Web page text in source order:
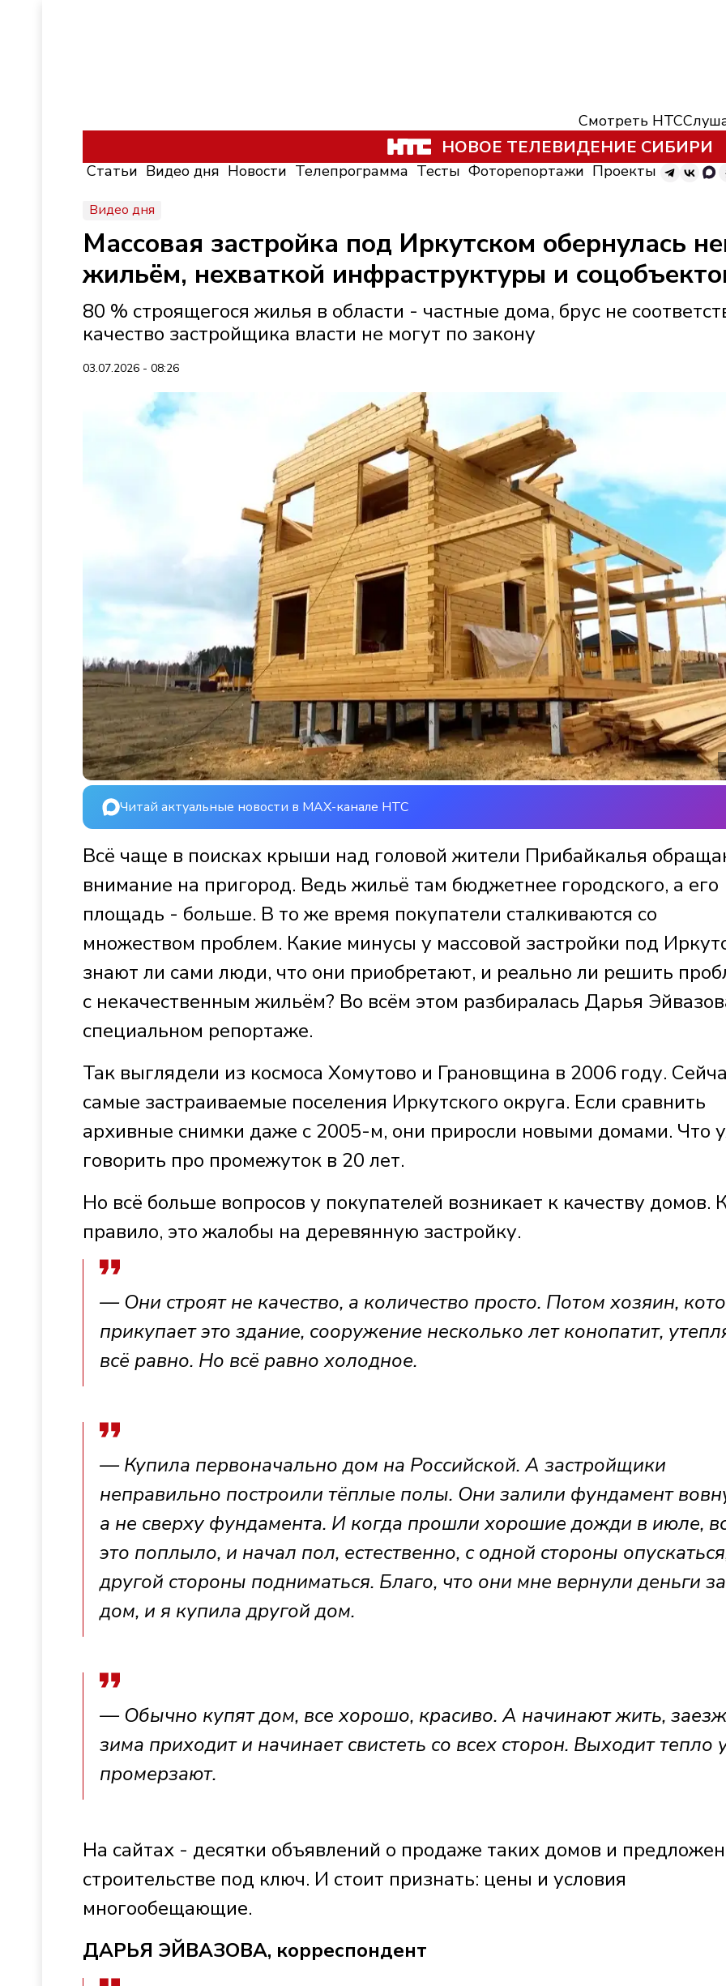
Смотреть НТС
НОВОЕ ТЕЛЕВИДЕНИЕ СИБИРИ
Статьи Видео дня Новости Телепрограмма Тесты Фоторепортажи Проекты
Видео дня
Массовая застройка под Иркутском обернулась
жильём, нехваткой инфраструктуры и
80 % строящегося жилья в области - частные дома, брус не
качество застройщика власти не могут по закону
03.07.2026 - 08:26
Читай актуальные новости в MAX-канале НТС
Всё чаще в поисках крыши над головой жители Прибайкалья
внимание на пригород. Ведь жильё там бюджетнее городского, а его
площадь - больше. В то же время покупатели сталкиваются со
множеством проблем. Какие минусы у массовой застройки под
знают ли сами люди, что они приобретают, и реально ли решить
с некачественным жильём? Во всём этом разбиралась Дарья
специальном репортаже.
Так выглядели из космоса Хомутово и Грановщина в 2006 году.
самые застраиваемые поселения Иркутского округа. Если сравнить
архивные снимки даже с 2005-м, они приросли новыми домами. Что
говорить про промежуток в 20 лет.
Но всё больше вопросов у покупателей возникает к качеству домов.
правило, это жалобы на деревянную застройку.
— Они строят не качество, а количество просто. Потом хозяин,
прикупает это здание, сооружение несколько лет конопатит,
всё равно. Но всё равно холодное.
— Купила первоначально дом на Российской. А застройщики
неправильно построили тёплые полы. Они залили фундамент
а не сверху фундамента. И когда прошли хорошие дожди в июле,
это поплыло, и начал пол, естественно, с одной стороны
другой стороны подниматься. Благо, что они мне вернули деньги
дом, и я купила другой дом.
— Обычно купят дом, все хорошо, красиво. А начинают жить,
зима приходит и начинает свистеть со всех сторон. Выходит тепло
промерзают.
На сайтах - десятки объявлений о продаже таких домов и
строительстве под ключ. И стоит признать: цены и условия
многообещающие.
ДАРЬЯ ЭЙВАЗОВА, корреспондент